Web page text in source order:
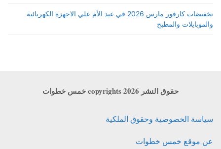
تخفيضات كارفور مارس 2026 في عيد الأم علي الاجهزة الكهربائية
والموبايلات والمطبخ
حقوق النشر copyrights 2026 خمس خطوات
سياسة الخصوصية وحقوق الملكية
عن موقع خمس خطوات